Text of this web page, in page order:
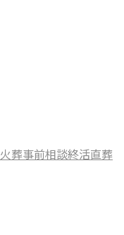
火葬事前相談終活直葬